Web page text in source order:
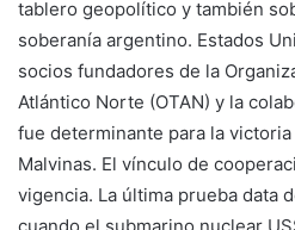
tablero geopolítico y también
soberanía argentino. Estados
socios fundadores de la
Atlántico Norte (OTAN) y la
fue determinante para la
Malvinas. El vínculo de
vigencia. La última prueba data